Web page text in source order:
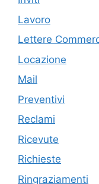
Lavoro
Lettere
Locazione
Mail
Preventivi
Reclami
Ricevute
Richieste
Ringraziamenti